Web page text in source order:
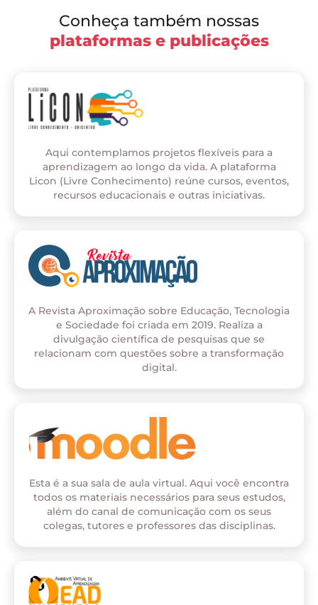
Conheça também nossas
plataformas e publicações
Aqui contemplamos projetos flexíveis para a
aprendizagem ao longo da vida. A plataforma
Licon (Livre Conhecimento) reúne cursos, eventos,
recursos educacionais e outras iniciativas.
A Revista Aproximação sobre Educação, Tecnologia
e Sociedade foi criada em 2019. Realiza a
divulgação científica de pesquisas que se
relacionam com questões sobre a transformação
digital.
Esta é a sua sala de aula virtual. Aqui você encontra
todos os materiais necessários para seus estudos,
além do canal de comunicação com os seus
colegas, tutores e professores das disciplinas.